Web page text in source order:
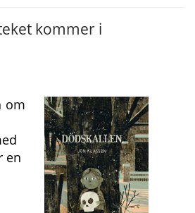
kommer i
om
en